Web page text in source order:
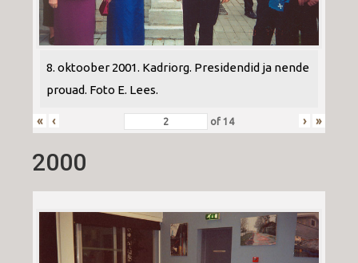
8. oktoober 2001. Kadriorg. Presidendid ja nende
prouad. Foto E. Lees.
« ‹ of14 › »
2000